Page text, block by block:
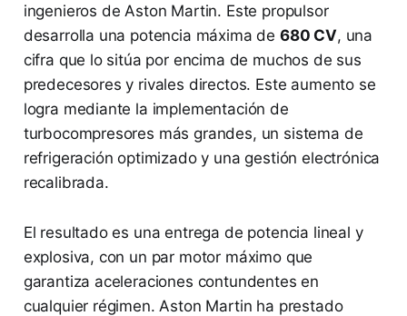
ingenieros de Aston Martin. Este propulsor
desarrolla una potencia máxima de 680 CV, una
cifra que lo sitúa por encima de muchos de sus
predecesores y rivales directos. Este aumento se
logra mediante la implementación de
turbocompresores más grandes, un sistema de
refrigeración optimizado y una gestión electrónica
recalibrada.
El resultado es una entrega de potencia lineal y
explosiva, con un par motor máximo que
garantiza aceleraciones contundentes en
cualquier régimen. Aston Martin ha prestado